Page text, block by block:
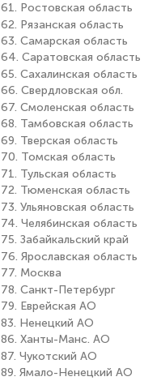
61. Ростовская область
62. Рязанская область
63. Самарская область
64. Саратовская область
65. Сахалинская область
66. Свердловская обл.
67. Смоленская область
68. Тамбовская область
69. Тверская область
70. Томская область
71. Тульская область
72. Тюменская область
73. Ульяновская область
74. Челябинская область
75. Забайкальский край
76. Ярославская область
77. Москва
78. Санкт-Петербург
79. Еврейская АО
83. Ненецкий АО
86. Ханты-Манс. АО
87. Чукотский АО
89. Ямало-Ненецкий АО